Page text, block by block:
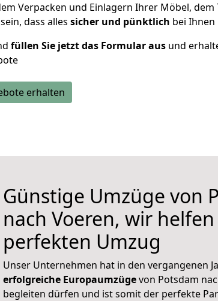
Verpacken und Einlagern Ihrer Möbel,
dass alles sicher und pünktlich bei
füllen Sie jetzt das Formular ausund
erhalten
Günstige Umzüge von
nach Voeren, wir
perfekten Umzug
Unser Unternehmen hat in den vergangenen
erfolgreiche Europaumzügevon Potsdam
begleiten dürfen und ist somit der perfekte